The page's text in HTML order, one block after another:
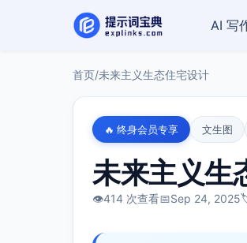
AI 写
首页/未来主义生态住宅设计
🔥 终身会员专享 文生图
未来主义生
👁️414 次查看📅Sep 24, 2025